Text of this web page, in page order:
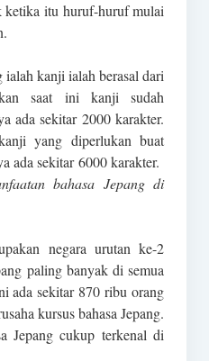
ketika itu huruf-huruf mulai
ialah kanji ialah berasal dari
saat ini kanji sudah
ada sekitar 2000 karakter.
yang diperlukan buat
ada sekitar 6000 karakter.
bahasa Jepang di
negara urutan ke-2
paling banyak di semua
ada sekitar 870 ribu orang
kursus bahasa Jepang.
Jepang cukup terkenal di